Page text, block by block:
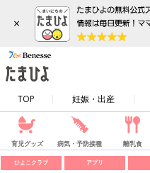
×
TOP 妊娠・出産
育児グッズ 病気・予防接種 離乳食
ひよこクラブ アプリ